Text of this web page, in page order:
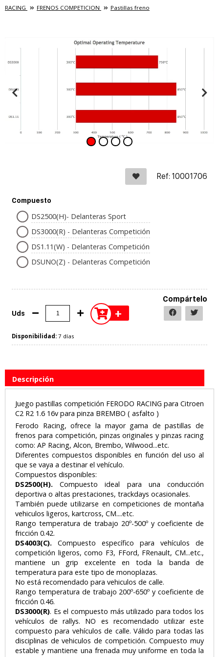
RACING FRENOS COMPETICION Pastillas freno
Ref: 10001706
Compuesto
DS2500(H)- Delanteras Sport
DS3000(R) - Delanteras Competición
DS1.11(W) - Delanteras Competición
DSUNO(Z) - Delanteras Competición
Uds +
Compártelo
Disponibilidad: 7 días
Descripción
Juego pastillas competición FERODO RACING para Citroen
C2 R2 1.6 16v para pinza BREMBO ( asfalto )
Ferodo Racing, ofrece la mayor gama de pastillas de
frenos para competición, pinzas originales y pinzas racing
como: AP Racing, Alcon, Brembo, Wilwood...etc.
Diferentes compuestos disponibles en función del uso al
que se vaya a destinar el vehículo.
Compuestos disponibles:
DS2500(H). Compuesto ideal para una conducción
deportiva o altas prestaciones, trackdays ocasionales.
También puede utilizarse en competiciones de montaña
vehiculos ligeros, kartcross, CM....etc.
Rango temperatura de trabajo 20º-500º y coeficiente de
fricción 0.42.
DS4003(C). Compuesto específico para vehículos de
competición ligeros, como F3, FFord, FRenault, CM...etc.,
mantiene un grip excelente en toda la banda de
temperatura para este tipo de monoplazas.
No está recomendado para vehiculos de calle.
Rango temperatura de trabajo 200º-650º y coeficiente de
fricción 0.46.
DS3000(R). Es el compuesto más utilizado para todos los
vehículos de rallys. NO es recomendado utilizar este
compuesto para vehículos de calle. Válido para todas las
disciplinas de vehiculos de competición. Compuesto muy
estable y mantiene una frenada muy uniforme en toda la